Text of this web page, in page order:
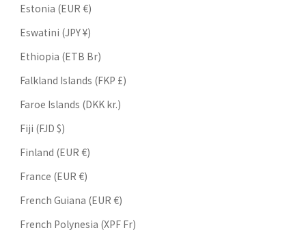
Estonia (EUR €)
Eswatini (JPY ¥)
Ethiopia (ETB Br)
Falkland Islands (FKP £)
Faroe Islands (DKK kr.)
Fiji (FJD $)
Finland (EUR €)
France (EUR €)
French Guiana (EUR €)
French Polynesia (XPF Fr)